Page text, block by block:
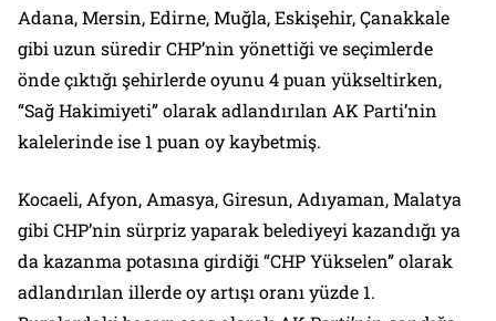
Adana, Mersin, Edirne, Muğla, Eskişehir, Çanakkale
gibi uzun süredir CHP’nin yönettiği ve seçimlerde
önde çıktığı şehirlerde oyunu 4 puan yükseltirken,
“Sağ Hakimiyeti” olarak adlandırılan AK Parti’nin
kalelerinde ise 1 puan oy kaybetmiş.
Kocaeli, Afyon, Amasya, Giresun, Adıyaman, Malatya
gibi CHP’nin sürpriz yaparak belediyeyi kazandığı ya
da kazanma potasına girdiği “CHP Yükselen” olarak
adlandırılan illerde oy artışı oranı yüzde 1.